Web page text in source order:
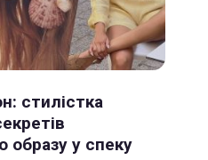
стилістка
образу у спеку